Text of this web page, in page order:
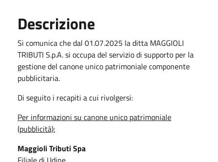
Descrizione
Si comunica che dal 01.07.2025 la ditta MAGGIOLI
TRIBUTI S.p.A. si occupa del servizio di supporto per la
gestione del canone unico patrimoniale componente
pubblicitaria.
Di seguito i recapiti a cui rivolgersi:
Per informazioni su canone unico patrimoniale
(pubblicità):
Maggioli Tributi Spa